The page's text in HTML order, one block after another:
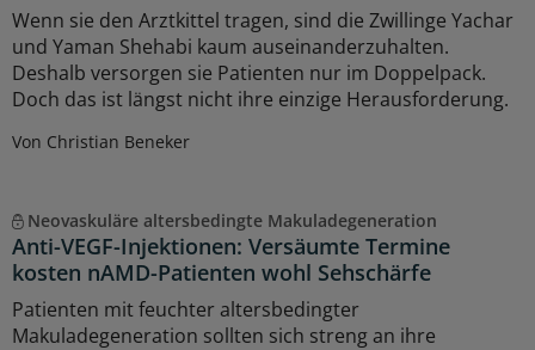
Wenn sie den Arztkittel tragen, sind die Zwillinge Yachar
und Yaman Shehabi kaum auseinanderzuhalten.
Deshalb versorgen sie Patienten nur im Doppelpack.
Doch das ist längst nicht ihre einzige Herausforderung.
Von Christian Beneker
Neovaskuläre altersbedingte Makuladegeneration
Anti-VEGF-Injektionen: Versäumte Termine
kosten nAMD-Patienten wohl Sehschärfe
Patienten mit feuchter altersbedingter
Makuladegeneration sollten sich streng an ihre